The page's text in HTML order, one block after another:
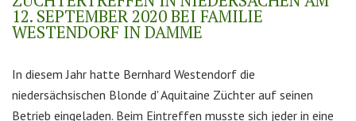
12. SEPTEMBER 2020 BEI FAMILIE
WESTENDORF IN DAMME
In diesem Jahr hatte Bernhard Westendorf die
niedersächsischen Blonde d' Aquitaine Züchter auf seinen
Betrieb eingeladen. Beim Eintreffen musste sich jeder in eine